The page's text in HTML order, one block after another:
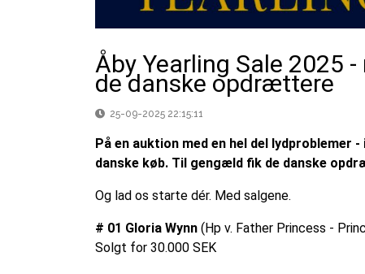
Åby Yearling Sale 2025
de danske opdrættere
25-09-2025 22:15:11
På en auktion med en hel del
danske køb. Til gengæld fik de danske
Og lad os starte dér. Med salgene.
# 01 Gloria Wynn (Hp v. Father Princess -
Solgt for 30.000 SEK